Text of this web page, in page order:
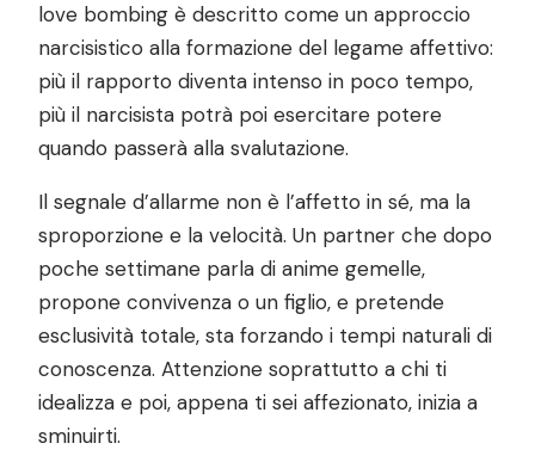
love bombing è descritto come un approccio
narcisistico alla formazione del legame affettivo:
più il rapporto diventa intenso in poco tempo,
più il narcisista potrà poi esercitare potere
quando passerà alla svalutazione.
Il segnale d’allarme non è l’affetto in sé, ma la
sproporzione e la velocità. Un partner che dopo
poche settimane parla di anime gemelle,
propone convivenza o un figlio, e pretende
esclusività totale, sta forzando i tempi naturali di
conoscenza. Attenzione soprattutto a chi ti
idealizza e poi, appena ti sei affezionato, inizia a
sminuirti.